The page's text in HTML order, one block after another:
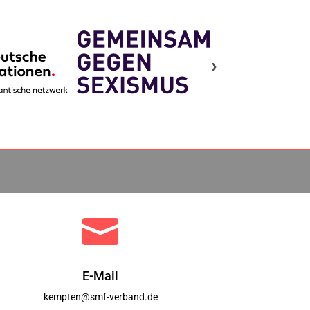
›

E-Mail
kempten@smf-verband.de